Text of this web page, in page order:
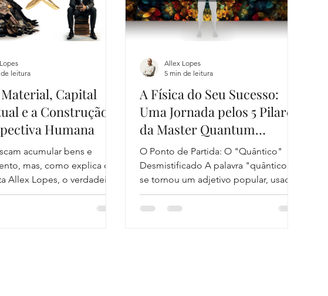
Capital
e a Construção
Humana
acumular bens e
mas, como explica o
Allex Lopes, o verdadeiro
dita o sucesso ou o...
leitura
A Física do Seu Sucesso:
Uma Jornada pelos 5 Pilares
da Master Quantum
Academy
O Ponto de Partida: O "Quântico"
Desmistificado A palavra "quântico"
se tornou um adjetivo popular, usado
para descrever tudo o que...
Allex Lopes
5 min de leitura